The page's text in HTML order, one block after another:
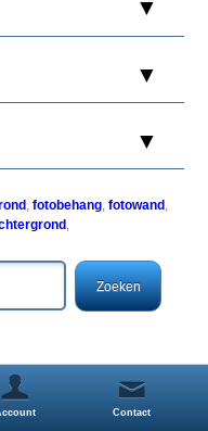
,fotobehang,fotowand ,
,
Contact